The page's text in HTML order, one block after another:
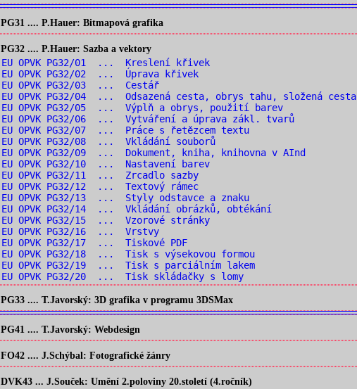
PG31 .... P.Hauer: Bitmapová grafika
PG32 .... P.Hauer: Sazba a vektory
EU OPVK PG32/01 ... Kreslení křivek
EU OPVK PG32/02 ... Úprava křivek
EU OPVK PG32/03 ... Cestář
EU OPVK PG32/04 ... Odsazená cesta, obrys tahu, složená cesta
EU OPVK PG32/05 ... Výplň a obrys, použití barev
EU OPVK PG32/06 ... Vytváření a úprava zákl. tvarů
EU OPVK PG32/07 ... Práce s řetězcem textu
EU OPVK PG32/08 ... Vkládání souborů
EU OPVK PG32/09 ... Dokument, kniha, knihovna v AInd
EU OPVK PG32/10 ... Nastavení barev
EU OPVK PG32/11 ... Zrcadlo sazby
EU OPVK PG32/12 ... Textový rámec
EU OPVK PG32/13 ... Styly odstavce a znaku
EU OPVK PG32/14 ... Vkládání obrázků, obtékání
EU OPVK PG32/15 ... Vzorové stránky
EU OPVK PG32/16 ... Vrstvy
EU OPVK PG32/17 ... Tiskové PDF
EU OPVK PG32/18 ... Tisk s výsekovou formou
EU OPVK PG32/19 ... Tisk s parciálním lakem
EU OPVK PG32/20 ... Tisk skládačky s lomy
PG33 .... T.Javorský: 3D grafika v programu 3DSMax
PG41 .... T.Javorský: Webdesign
FO42 .... J.Schýbal: Fotografické žánry
DVK43 ... J.Souček: Umění 2.poloviny 20.století (4.ročník)